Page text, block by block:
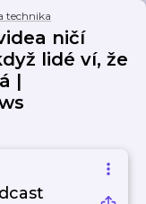
technika
ničí
lidé ví, že
|